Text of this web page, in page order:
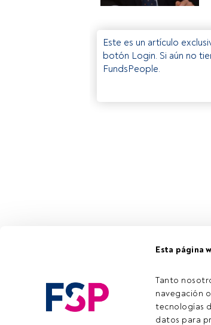
Esta página
Tanto
navegación
tecnologías
datos para
Este es un artículo
botón Login. Si aún no
FundsPeople.